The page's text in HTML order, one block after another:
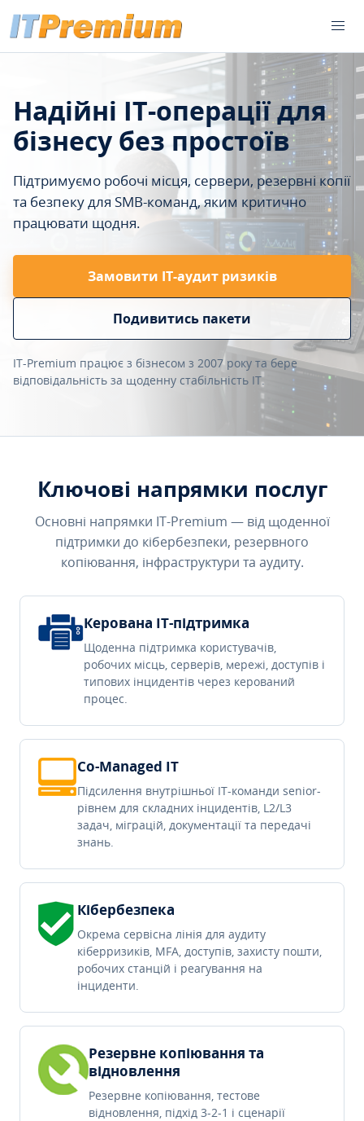
Надійні IT-операції для
бізнесу без простоїв
Підтримуємо робочі місця, сервери, резервні копії
та безпеку для SMB-команд, яким критично
працювати щодня.
Замовити ІТ-аудит ризиків
Подивитись пакети
IT-Premium працює з бізнесом з 2007 року та бере
відповідальність за щоденну стабільність IT.
Ключові напрямки послуг
Основні напрямки IT-Premium — від щоденної
підтримки до кібербезпеки, резервного
копіювання, інфраструктури та аудиту.
Керована IT-підтримка
Щоденна підтримка користувачів,
робочих місць, серверів, мережі, доступів і
типових інцидентів через керований
процес.
Co-Managed IT
Підсилення внутрішньої IT-команди senior-
рівнем для складних інцидентів, L2/L3
задач, міграцій, документації та передачі
знань.
Кібербезпека
Окрема сервісна лінія для аудиту
кіберризиків, MFA, доступів, захисту пошти,
робочих станцій і реагування на
інциденти.
Резервне копіювання та
відновлення
Резервне копіювання, тестове
відновлення, підхід 3-2-1 і сценарії